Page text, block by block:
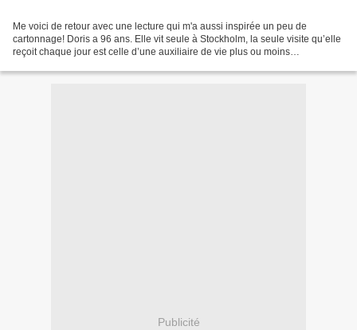
Me voici de retour avec une lecture qui m'a aussi inspirée un peu de
cartonnage! Doris a 96 ans. Elle vit seule à Stockholm, la seule visite qu’elle
reçoit chaque jour est celle d’une auxiliaire de vie plus ou moins
Publicité